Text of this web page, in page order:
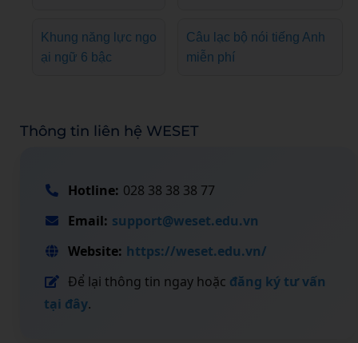
Khung năng lực ngo
ại ngữ 6 bậc
Câu lạc bộ nói tiếng Anh
miễn phí
Thông tin liên hệ WESET
Hotline: 028 38 38 38 77
Email: support@weset.edu.vn
Website: https://weset.edu.vn/
Để lại thông tin ngay hoặc đăng ký tư vấn
tại đây.